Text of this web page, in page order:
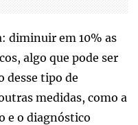
diminuir em 10% as
algo que pode ser
desse tipo de
medidas, como a
e o diagnóstico